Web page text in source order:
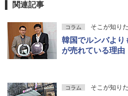
関連記事
コラム そこが知り
韓国でルンバより
が売れている理由
コラム そこが知り